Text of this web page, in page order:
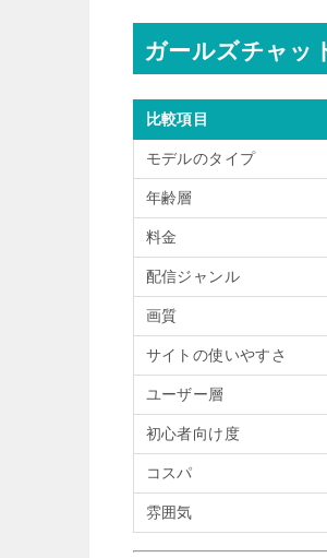
ガールズチャッ
比較項目
モデルのタイプ
年齢層
料金
配信ジャンル
画質
サイトの使いやすさ
ユーザー層
初心者向け度
コスパ
雰囲気